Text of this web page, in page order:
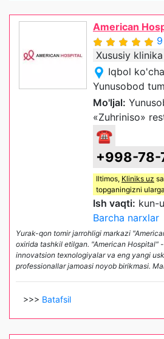
American
Xususiy klinika
Iqbol
Yunusobod
Mo'ljal:
«Zuhriniso»
☎
+998-
Iltimos, Kliniks uz
topganingizni
Ish vaqti: kun-
Barcha narxlar
Yurak-qon tomir jarrohligi markazi
oxirida tashkil etilgan. "American Hospital"
innovatsion texnologiyalar va eng yangi
professionallar jamoasi noyob birikmasi.
>>> Batafsil